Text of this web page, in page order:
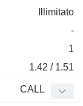
Illimitato
-
1
1.42 / 1.51
CALL